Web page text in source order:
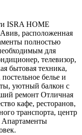
ISRA HOME
расположенная
полностью
для
телевизор,
бытовая техника,
белье и
уютный балкон с
ремонт Отличная
кафе, ресторанов,
транспорта, центр
Апартаменты